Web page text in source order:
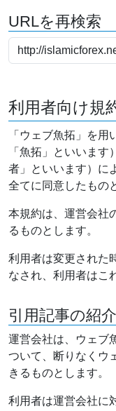
URLを再検索
利用者向け規
「ウェブ魚拓」を用
「魚拓」といいま
者」といいます）に
全てに同意したもの
本規約は、運営会社
るものとします。
利用者は変更された
なされ、利用者はこ
引用記事の紹介
運営会社は、ウェブ
ついて、断りなくウ
きるものとします。
利用者は運営会社に